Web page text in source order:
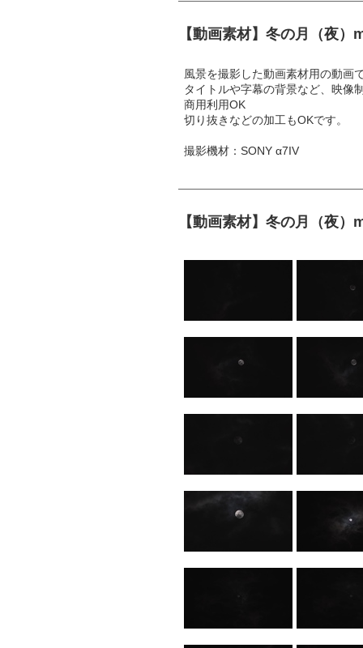
【動画素材】冬の月（夜
風景を撮影した動画素材用の動画で
タイトルや字幕の背景など、映像
商用利用OK
切り抜きなどの加工もOKです。
撮影機材：SONY α7IV
【動画素材】冬の月（夜